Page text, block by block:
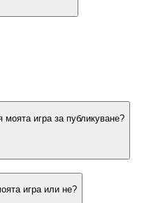
игра за публикуване?
игра или не?